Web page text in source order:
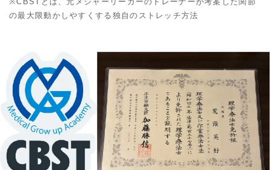
の最大限動かしやすくする独自のストレッチ方法